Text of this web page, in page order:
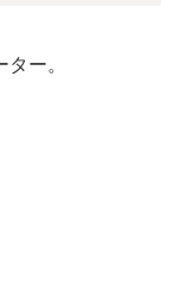
ー。